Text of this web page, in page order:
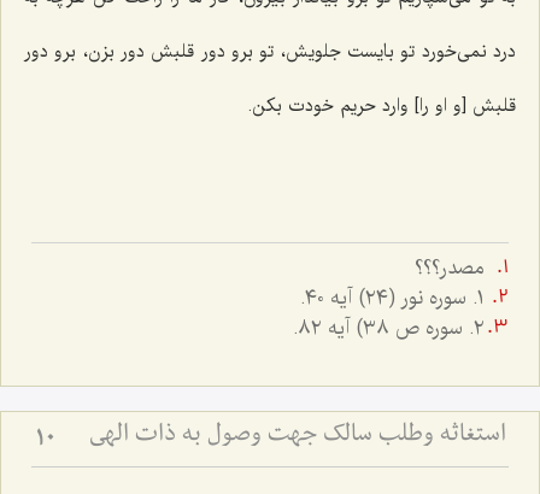
درد نمی‌خورد تو بایست جلویش، تو برو دور قلبش دور بزن، برو دور
قلبش [و او را] وارد حریم خودت بکن.
مصدر؟؟؟
١. سوره نور (٢٤) آيه ٤٠.
٢. سوره ص ٣٨) آيه ٨٢.
استغاثه وطلب سالک جهت وصول به ذات الهی 10